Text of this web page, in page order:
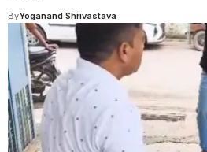
ByYoganand Shrivastava